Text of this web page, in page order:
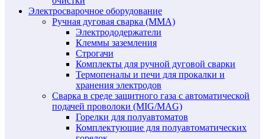
Электросварочное оборудование
Ручная дуговая сварка (MMA)
Электрододержатели
Клеммы заземления
Строгачи
Комплекты для ручной дуговой сварки
Термопеналы и печи для прокалки и
хранения электродов
Сварка в среде защитного газа с автоматической
подачей проволоки (MIG/MAG)
Горелки для полуавтоматов
Комплектующие для полуавтоматических